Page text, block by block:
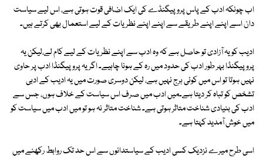
اب چونکہ ادب کے پاس پروپیگنڈے کی ایک اضافی قوت ہوتی ہے، اس لیے سیاست
دان اسے اپنے اپنے طریقے سے اپنے اپنے نظریات کے لیے استعمال بھی کرتے ہیں۔
ادیب کو یہ آزادی تو حاصل ہے کہ وہ ادب سے اپنے نظریات کے لیے کام لے،لیکن یہ
پروپیگنڈا بہر طور ادب کی حدود میں رہ کے ہونا چاہیے۔ اگر یہ پروپیگنڈا ادب پر حاوی
نہیں ہوتا تو اس میں کوئی ہرج نہیں ہے، لیکن دوسری صورت میں یہ ادیب کے ادبی
تشخص کو تباہ کر دیتا ہے۔میں ادب میں صرف اس سیاست کے خلاف ہوں، جس سے
ادب کی بنیادی شناخت متاثر ہوتی ہے۔ شناخت متاثر نہ ہو تو میں ادب میں سیاست کو
میں خوش آمدید کہتا ہے۔
اسی طرح میرے نزدیک کسی ادیب کے سیاستدانوں سے اس حد تک روابط رکھنے میں